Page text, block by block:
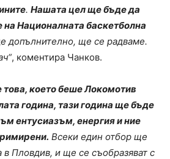
. Нашата цел ще бъде да
Националната баскетболна
допълнително, ще се радваме.
, коментира Чанков.
това, което беше Локомотив
година, тази година ще бъде
ентусиазъм, енергия и ние
Всеки един отбор ще
в Пловдив, и ще се съобразяват с